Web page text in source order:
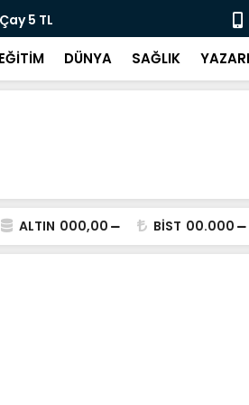
İçin Başvurular
EĞİTİM DÜNYA SAĞLIK
ALTIN 000,00 BİST 00.000